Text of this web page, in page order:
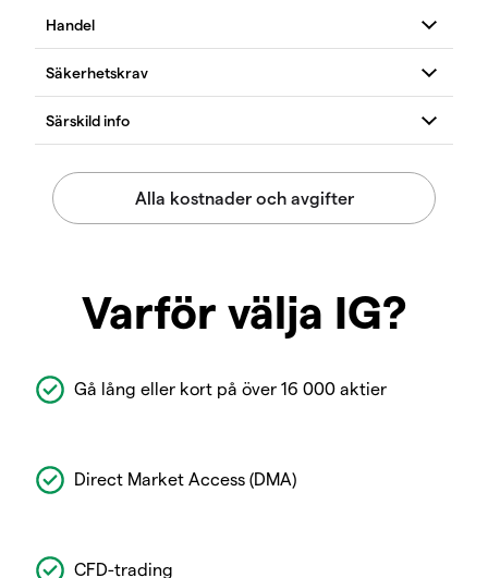
Varför välja IG?
Gå lång eller kort på över 16 000 aktier
Direct Market Access (DMA)
CFD-trading